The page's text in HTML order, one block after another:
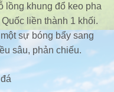
lồng khung đổ keo pha
liền thành 1 khối.
sự bóng bẩy sang
sâu, phản chiếu.